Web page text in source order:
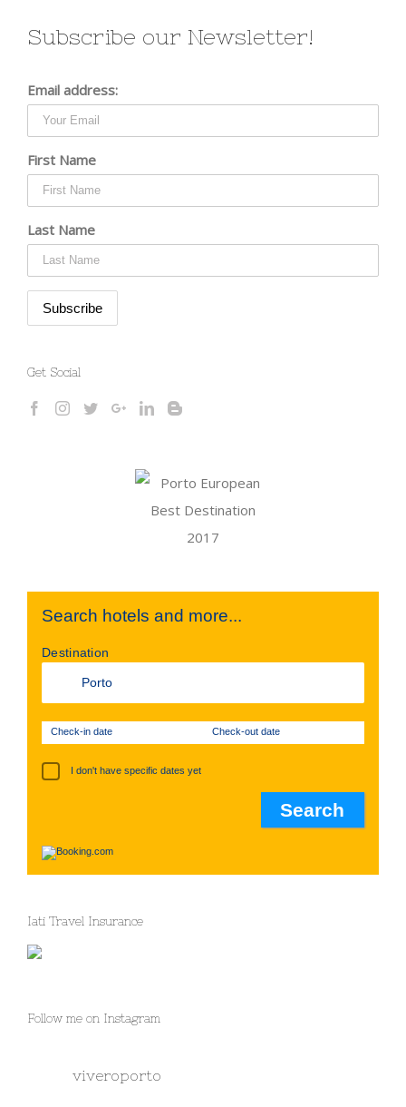
Subscribe our Newsletter!
Email address:
First Name
Last Name
Get Social
Search hotels and more...
Destination
Check-in date Check-out date
I don't have specific dates yet
Iati Travel Insurance
Follow me on Instagram
viveroporto